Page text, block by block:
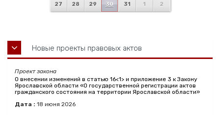
27 28 29 30 31 1 2
Новые проекты правовых актов
Проект закона
О внесении изменений в статью 16<1> и приложение 3 к Закону
Ярославской области «О государственной регистрации актов
гражданского состояния на территории Ярославской области»
Дата : 18 июня 2026